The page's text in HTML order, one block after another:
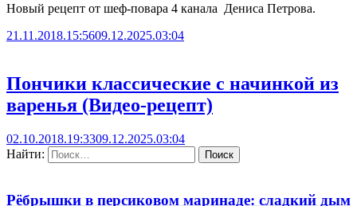
Новый рецепт от шеф-повара 4 канала Дениса Петрова.
21.11.2018.15:5609.12.2025.03:04
Пончики классические с начинкой из
варенья (Видео-рецепт)
02.10.2018.19:3309.12.2025.03:04
Найти:
Рёбрышки в персиковом маринаде: сладкий дым